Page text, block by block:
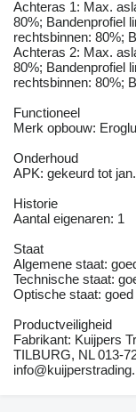
Achteras 1: Max.
80%; Bandenprofiel
rechtsbinnen: 80%;
Achteras 2: Max.
80%; Bandenprofiel
rechtsbinnen: 80%;
Functioneel
Merk opbouw:
Onderhoud
APK: gekeurd tot
Historie
Aantal eigenaren: 1
Staat
Algemene staat:
Technische staat:
Optische staat: goed
Productveiligheid
Fabrikant: Kuijpers
TILBURG, NL 013-